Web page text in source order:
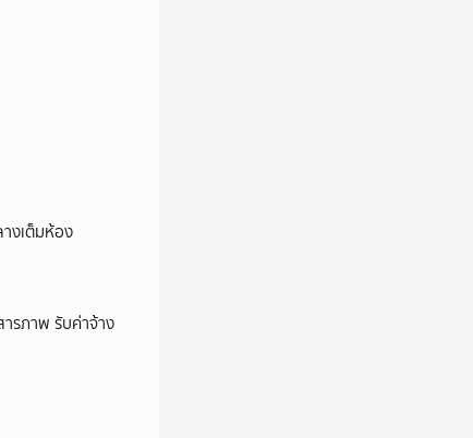
งเต็มห้อง
รภาพ รับค่าจ้าง